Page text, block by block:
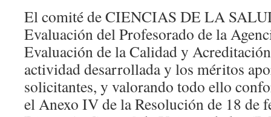
–
y
del
El comité de CIENCIAS DE LA
Evaluación del Profesorado de la
Evaluación de la Calidad y
actividad desarrollada y los méritos
solicitantes, y valorando todo ello
el Anexo IV de la Resolución de 18 de